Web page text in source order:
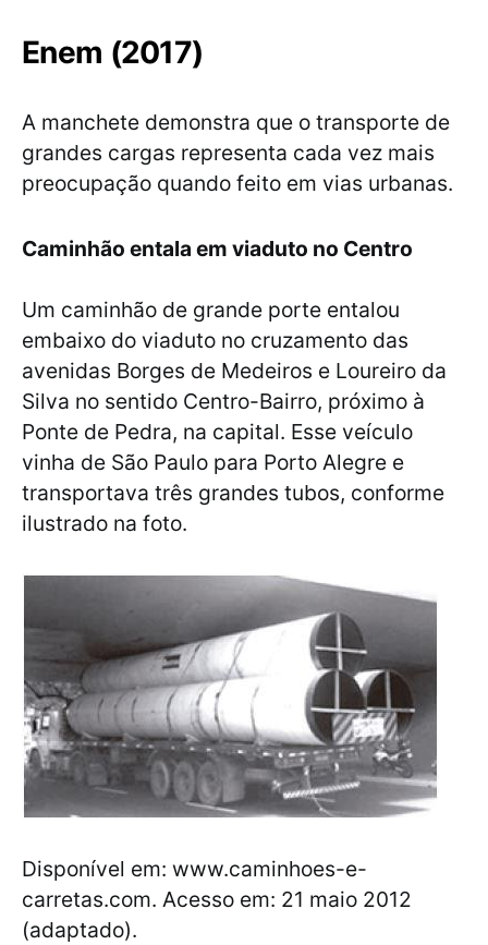
Enem (2017)
A manchete demonstra que o transporte de
grandes cargas representa cada vez mais
preocupação quando feito em vias urbanas.
Caminhão entala em viaduto no Centro
Um caminhão de grande porte entalou
embaixo do viaduto no cruzamento das
avenidas Borges de Medeiros e Loureiro da
Silva no sentido Centro-Bairro, próximo à
Ponte de Pedra, na capital. Esse veículo
vinha de São Paulo para Porto Alegre e
transportava três grandes tubos, conforme
ilustrado na foto.
Disponível em: www.caminhoes-e-
carretas.com. Acesso em: 21 maio 2012
(adaptado).